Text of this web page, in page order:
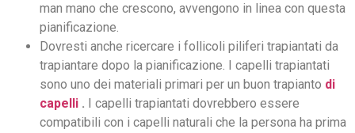
man mano che crescono, avvengono in linea con questa
pianificazione.
Dovresti anche ricercare i follicoli piliferi trapiantati da
trapiantare dopo la pianificazione. I capelli trapiantati
sono uno dei materiali primari per un buon trapianto di
capelli .
I capelli trapiantati dovrebbero essere
compatibili con i capelli naturali che la persona ha prima